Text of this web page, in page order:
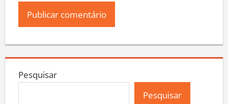
Pesquisar
Pesquisar